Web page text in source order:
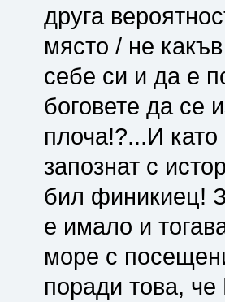
друга
място / не
себе си и да е
боговете да се
плоча!?...И
запознат с
бил финикиец!
е имало и
море с
поради това,